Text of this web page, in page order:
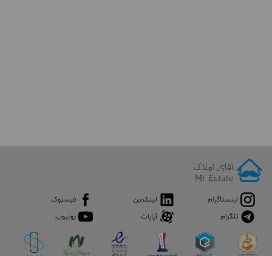
اینستاگرام لینکدین
فیسبوک
تلگرام
آپارات یوتیوب